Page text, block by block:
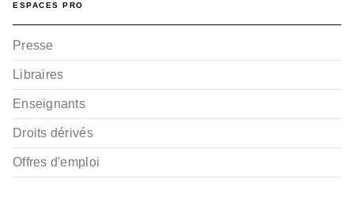
ESPACES PRO
Presse
Libraires
Enseignants
Droits dérivés
Offres d'emploi